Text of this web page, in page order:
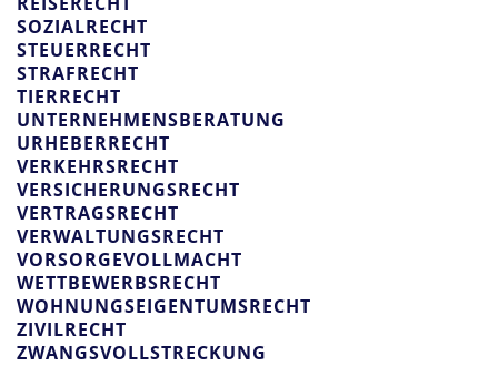
SOZIALRECHT
STEUERRECHT
STRAFRECHT
TIERRECHT
UNTERNEHMENSBERATUNG
URHEBERRECHT
VERKEHRSRECHT
VERSICHERUNGSRECHT
VERTRAGSRECHT
VERWALTUNGSRECHT
VORSORGEVOLLMACHT
WETTBEWERBSRECHT
WOHNUNGSEIGENTUMSRECHT
ZIVILRECHT
ZWANGSVOLLSTRECKUNG